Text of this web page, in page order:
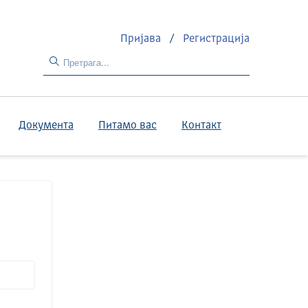
Пријава / Регистрација
Документа Питамо вас Контакт